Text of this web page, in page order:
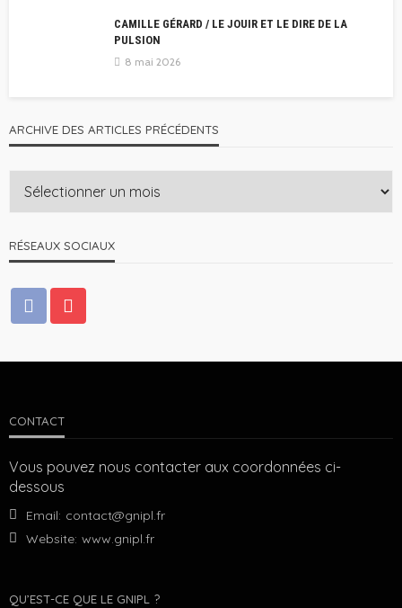
CAMILLE GÉRARD / LE JOUIR ET LE DIRE DE LA
PULSION
8 mai 2026
ARCHIVE DES ARTICLES PRÉCÉDENTS
RÉSEAUX SOCIAUX
CONTACT
Vous pouvez nous contacter aux coordonnées ci-
dessous
Email: contact@gnipl.fr
Website: www.gnipl.fr
QU’EST-CE QUE LE GNIPL ?